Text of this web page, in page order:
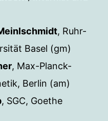
, Ruhr-
Basel (gm)
, Max-Planck-
Berlin (am)
, SGC, Goethe